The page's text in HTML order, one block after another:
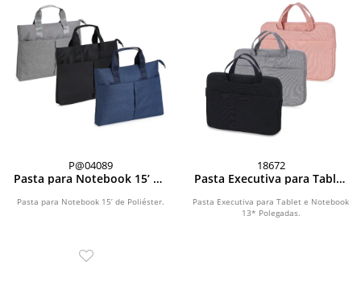
P@04089
Pasta para Notebook 15’ de
Pasta para Notebook 15’ de Poliéster.
18672
Pasta Executiva para Tablet
Pasta Executiva para Tablet e Notebook
13* Polegadas.